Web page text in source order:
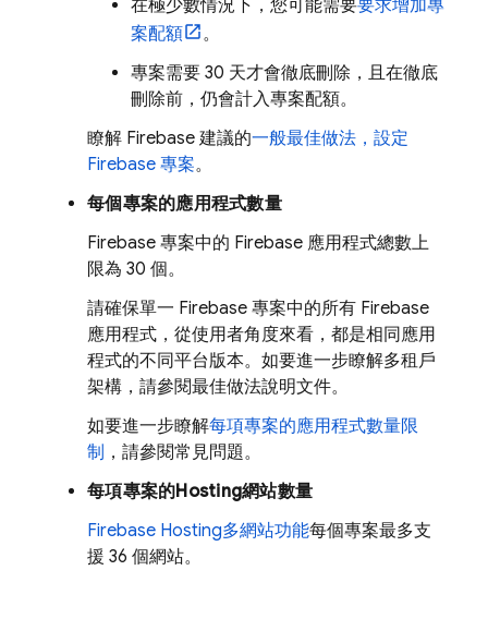
在極少數情況下，您可能需要要求增加專
案配額
。
專案需要 30 天才會徹底刪除，且在徹底
刪除前，仍會計入專案配額。
瞭解 Firebase 建議的一般最佳做法，設定
Firebase 專案。
每個專案的應用程式數量
Firebase 專案中的 Firebase 應用程式總數上
限為 30 個。
請確保單一 Firebase 專案中的所有 Firebase
應用程式，從使用者角度來看，都是相同應用
程式的不同平台版本。如要進一步瞭解多租戶
架構，請參閱最佳做法說明文件。
如要進一步瞭解每項專案的應用程式數量限
制 ，請參閱常見問題。
每項專案的Hosting網站數量
Firebase Hosting多網站功能每個專案最多支
援 36 個網站。